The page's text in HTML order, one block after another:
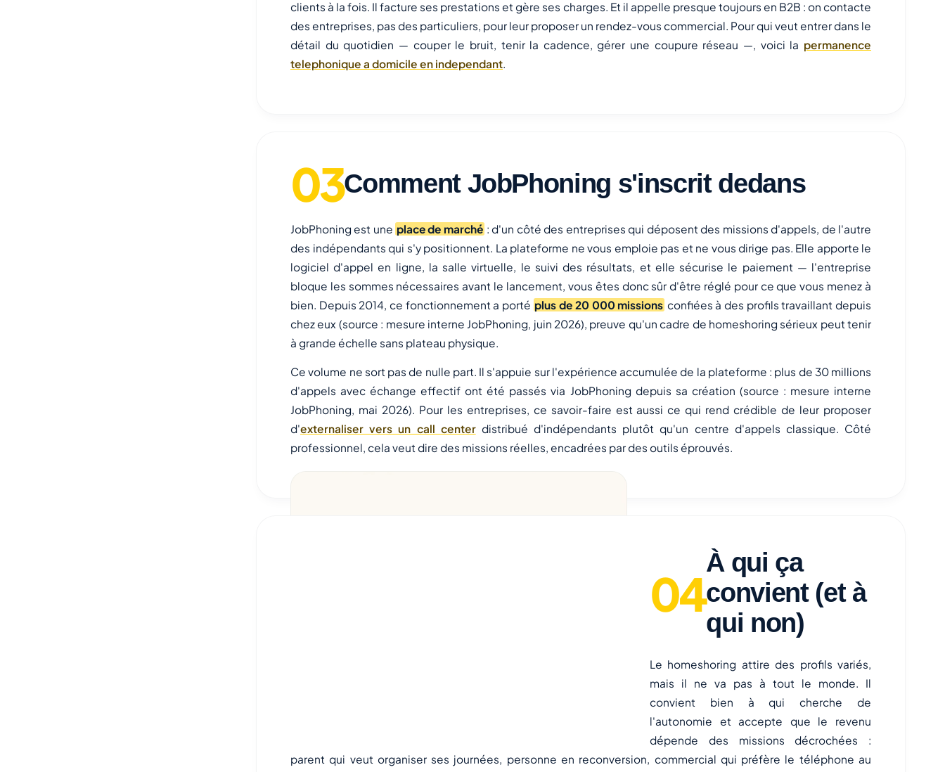
clients à la fois. Il facture ses prestations et gère ses charges. Et il appelle presque toujours en B2B : on contacte
des entreprises, pas des particuliers, pour leur proposer un rendez-vous commercial. Pour qui veut entrer dans le
détail du quotidien — couper le bruit, tenir la cadence, gérer une coupure réseau —, voici la permanence
telephonique a domicile en independant.
Comment JobPhoning s'inscrit dedans
JobPhoning est une place de marché : d'un côté des entreprises qui déposent des missions d'appels, de l'autre
des indépendants qui s'y positionnent. La plateforme ne vous emploie pas et ne vous dirige pas. Elle apporte le
logiciel d'appel en ligne, la salle virtuelle, le suivi des résultats, et elle sécurise le paiement — l'entreprise
bloque les sommes nécessaires avant le lancement, vous êtes donc sûr d'être réglé pour ce que vous menez à
bien. Depuis 2014, ce fonctionnement a porté plus de 20 000 missions confiées à des profils travaillant depuis
chez eux (source : mesure interne JobPhoning, juin 2026), preuve qu'un cadre de homeshoring sérieux peut tenir
à grande échelle sans plateau physique.
Ce volume ne sort pas de nulle part. Il s'appuie sur l'expérience accumulée de la plateforme : plus de 30 millions
d'appels avec échange effectif ont été passés via JobPhoning depuis sa création (source : mesure interne
JobPhoning, mai 2026). Pour les entreprises, ce savoir-faire est aussi ce qui rend crédible de leur proposer
d'externaliser vers un call centerdistribué d'indépendants plutôt qu'un centre d'appels classique. Côté
professionnel, cela veut dire des missions réelles, encadrées par des outils éprouvés.
À qui ça
convient (et à
qui non)
Le homeshoring attire des profils variés,
mais il ne va pas à tout le monde. Il
convient bien à qui cherche de
l'autonomie et accepte que le revenu
dépende des missions décrochées :
parent qui veut organiser ses journées, personne en reconversion, commercial qui préfère le téléphone au